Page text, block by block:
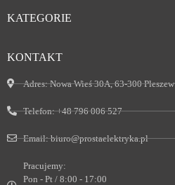
KATEGORIE
KONTAKT
Adres:Nowa Wieś 30A, 63-300 Pleszew
Telefon:+48 796 006 527
Email:biuro@prostaelektryka.pl
Pracujemy:
Pon - Pt / 8:00 - 17:00